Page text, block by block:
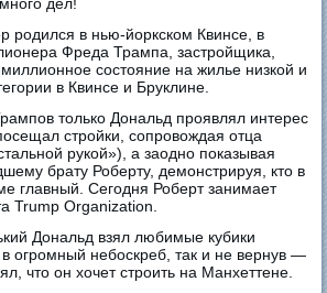
родился в нью-йоркском Квинсе, в
Фреда Трампа, застройщика,
состояние на жилье низкой и
в Квинсе и Бруклине.
только Дональд проявлял интерес
стройки, сопровождая отца
рукой»), а заодно показывая
брату Роберту, демонстрируя, кто в
главный. Сегодня Роберт занимает
Trump Organization.
Дональд взял любимые кубики
огромный небоскреб, так и не вернув —
что он хочет строить на Манхеттене.